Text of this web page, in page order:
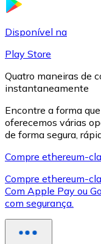
Ver tudo
Disponível na
Play Store
Quatro maneiras de
instantaneamente
Encontre a forma
oferecemos várias
de forma segura,
Compre ethereum-
Compre ethereum-
Com Apple Pay ou
com segurança.